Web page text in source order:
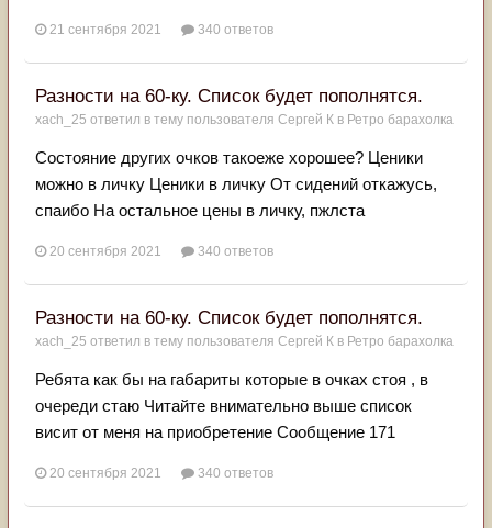
21 сентября 2021 340 ответов
Разности на 60-ку. Список будет пополнятся.
xach_25 ответил в тему пользователя Сергей К в Ретро барахолка
Состояние других очков такоеже хорошее? Ценики
можно в личку Ценики в личку От сидений откажусь,
спаибо На остальное цены в личку, пжлста
20 сентября 2021 340 ответов
Разности на 60-ку. Список будет пополнятся.
xach_25 ответил в тему пользователя Сергей К в Ретро барахолка
Ребята как бы на габариты которые в очках стоя , в
очереди стаю Читайте внимательно выше список
висит от меня на приобретение Сообщение 171
20 сентября 2021 340 ответов